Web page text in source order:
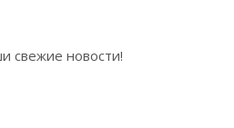
свежие новости!